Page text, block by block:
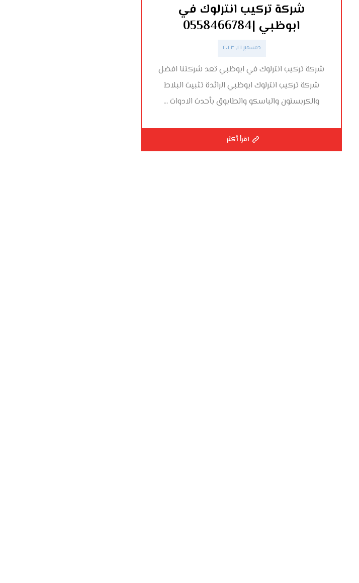
شركة تركيب انترلوك في
ابوظبي |0558466784
ديسمبر ٢١, ٢٠٢٣
شركة تركيب انترلوك في ابوظبي تعد شركتنا افضل
شركة تركيب انترلوك ابوظبي الرائدة تثبيت البلاط
والكربستون والباسكو والطابوق بأحدث الادوات ...
اقرأ أكثر